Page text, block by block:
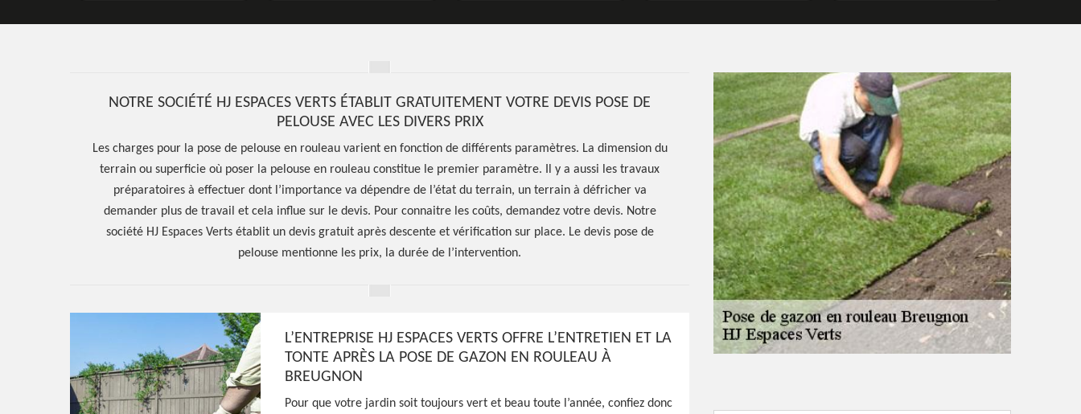
Hoerter Joseph Elagage 58
Entreprise pose de gazon
NOTRE SOCIÉTÉ HJ ESPACES VERTS ÉTABLIT GRATUITEMENT VOTRE DEVIS POSE DE
PELOUSE AVEC LES DIVERS PRIX
Les charges pour la pose de pelouse en rouleau varient en fonction de différents paramètres. La dimension du
terrain ou superficie où poser la pelouse en rouleau constitue le premier paramètre. Il y a aussi les travaux
préparatoires à effectuer dont l’importance va dépendre de l’état du terrain, un terrain à défricher va
demander plus de travail et cela influe sur le devis. Pour connaitre les coûts, demandez votre devis. Notre
société HJ Espaces Verts établit un devis gratuit après descente et vérification sur place. Le devis pose de
pelouse mentionne les prix, la durée de l’intervention.
L’ENTREPRISE HJ ESPACES VERTS OFFRE L’ENTRETIEN ET LA
TONTE APRÈS LA POSE DE GAZON EN ROULEAU À
BREUGNON
Pour que votre jardin soit toujours vert et beau toute l’année, confiez donc